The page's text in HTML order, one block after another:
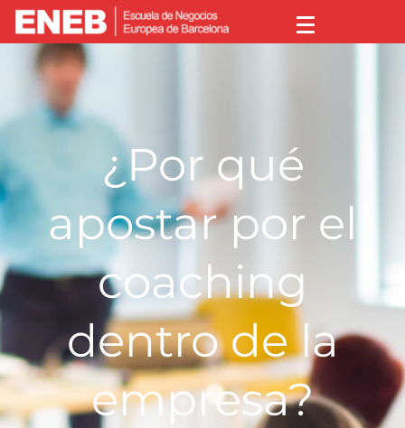
¿Por qué
apostar por el
coaching
dentro de la
empresa?